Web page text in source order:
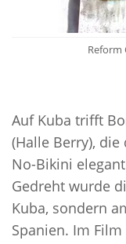
Reform
Auf Kuba trifft
(Halle Berry),
No-Bikini
Gedreht wurde
Kuba, sondern
Spanien. Im